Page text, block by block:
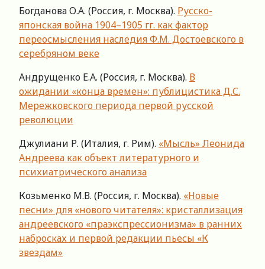
Богданова О.А. (Россия, г. Москва). Русско-
японская война 1904–1905 гг. как фактор
переосмысления наследия Ф.М. Достоевского в
серебряном веке
Андрущенко Е.А. (Россия, г. Москва). В
ожидании «конца времен»: публицистика Д.С.
Мережковского периода первой русской
революции
Джулиани Р. (Италия, г. Рим). «Мысль» Леонида
Андреева как объект литературного и
психиатрического анализа
Козьменко М.В. (Россия, г. Москва). «Новые
песни» для «нового читателя»: кристаллизация
андреевского «праэкспрессионизма» в ранних
набросках и первой редакции пьесы «К
звездам»